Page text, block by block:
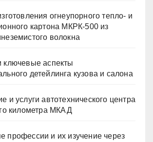
огнеупорного тепло- и
картона МКРК-500 из
волокна
аспекты
детейлинга кузова и салона
и услуги автотехнического центра
километра МКАД
профессии и их изучение через